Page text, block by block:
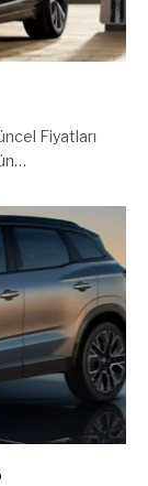
Fiyatları